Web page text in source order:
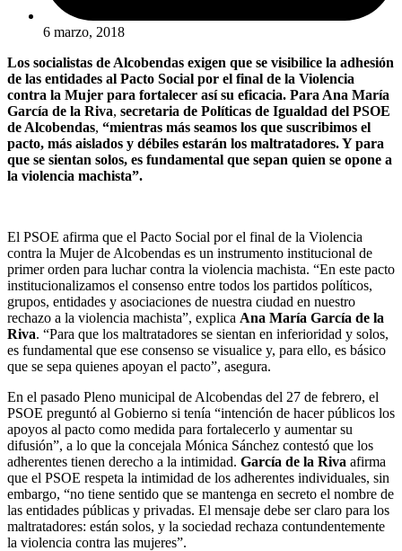
6 marzo, 2018
Los socialistas de Alcobendas exigen que se visibilice la adhesión
de las entidades al Pacto Social por el final de la Violencia
contra la Mujer para fortalecer así su eficacia. Para Ana María
García de la Riva, secretaria de Políticas de Igualdad del PSOE
de Alcobendas, “mientras más seamos los que suscribimos el
pacto, más aislados y débiles estarán los maltratadores. Y para
que se sientan solos, es fundamental que sepan quien se opone a
la violencia machista”.
El PSOE afirma que el Pacto Social por el final de la Violencia
contra la Mujer de Alcobendas es un instrumento institucional de
primer orden para luchar contra la violencia machista. “En este pacto
institucionalizamos el consenso entre todos los partidos políticos,
grupos, entidades y asociaciones de nuestra ciudad en nuestro
rechazo a la violencia machista”, explica Ana María García de la
Riva. “Para que los maltratadores se sientan en inferioridad y solos,
es fundamental que ese consenso se visualice y, para ello, es básico
que se sepa quienes apoyan el pacto”, asegura.
En el pasado Pleno municipal de Alcobendas del 27 de febrero, el
PSOE preguntó al Gobierno si tenía “intención de hacer públicos los
apoyos al pacto como medida para fortalecerlo y aumentar su
difusión”, a lo que la concejala Mónica Sánchez contestó que los
adherentes tienen derecho a la intimidad. García de la Riva afirma
que el PSOE respeta la intimidad de los adherentes individuales, sin
embargo, “no tiene sentido que se mantenga en secreto el nombre de
las entidades públicas y privadas. El mensaje debe ser claro para los
maltratadores: están solos, y la sociedad rechaza contundentemente
la violencia contra las mujeres”.